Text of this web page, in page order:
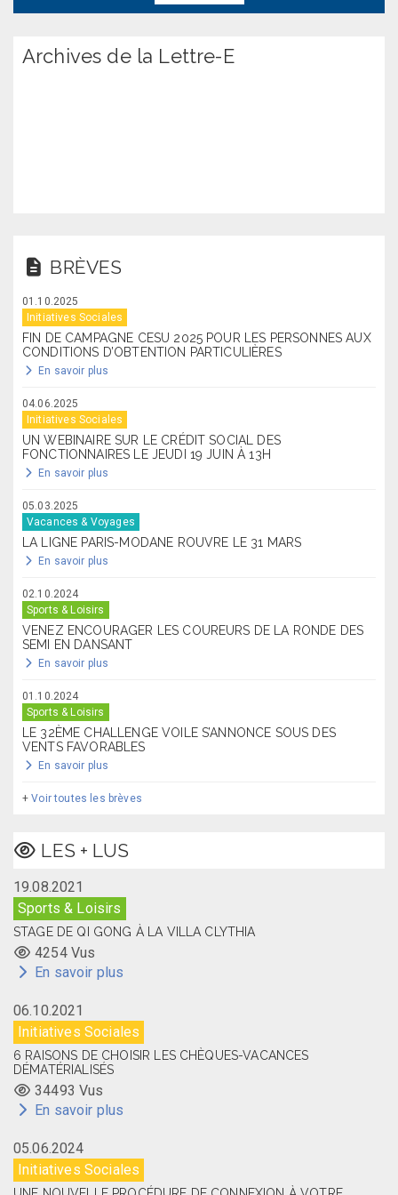
Archives de la Lettre-E
BRÈVES
01.10.2025
Initiatives Sociales
FIN DE CAMPAGNE CESU 2025 POUR LES PERSONNES AUX
CONDITIONS D’OBTENTION PARTICULIÈRES
En savoir plus
04.06.2025
Initiatives Sociales
UN WEBINAIRE SUR LE CRÉDIT SOCIAL DES
FONCTIONNAIRES LE JEUDI 19 JUIN À 13H
En savoir plus
05.03.2025
Vacances & Voyages
LA LIGNE PARIS-MODANE ROUVRE LE 31 MARS
En savoir plus
02.10.2024
Sports & Loisirs
VENEZ ENCOURAGER LES COUREURS DE LA RONDE DES
SEMI EN DANSANT
En savoir plus
01.10.2024
Sports & Loisirs
LE 32ÈME CHALLENGE VOILE S’ANNONCE SOUS DES
VENTS FAVORABLES
En savoir plus
+Voir toutes les brèves
LES + LUS
19.08.2021
Sports & Loisirs
STAGE DE QI GONG À LA VILLA CLYTHIA
4254 Vus
En savoir plus
06.10.2021
Initiatives Sociales
6 RAISONS DE CHOISIR LES CHÈQUES-VACANCES
DÉMATÉRIALISÉS
34493 Vus
En savoir plus
05.06.2024
Initiatives Sociales